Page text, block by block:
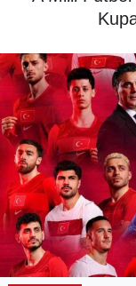
SPOR
ÇEVRE
YAŞAM
BİLİM -
KADIN